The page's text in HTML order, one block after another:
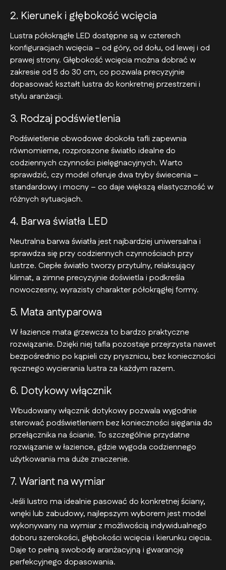
2. Kierunek i głębokość wcięcia
Lustra półokrągłe LED dostępne są w czterech
konfiguracjach wcięcia – od góry, od dołu, od lewej i od
prawej strony. Głębokość wcięcia można dobrać w
zakresie od 5 do 30 cm, co pozwala precyzyjnie
dopasować kształt lustra do konkretnej przestrzeni i
stylu aranżacji.
3. Rodzaj podświetlenia
Podświetlenie obwodowe dookoła tafli zapewnia
równomierne, rozproszone światło idealne do
codziennych czynności pielęgnacyjnych. Warto
sprawdzić, czy model oferuje dwa tryby świecenia –
standardowy i mocny – co daje większą elastyczność w
różnych sytuacjach.
4. Barwa światła LED
Neutralna barwa światła jest najbardziej uniwersalna i
sprawdza się przy codziennych czynnościach przy
lustrze. Ciepłe światło tworzy przytulny, relaksujący
klimat, a zimne precyzyjnie doświetla i podkreśla
nowoczesny, wyrazisty charakter półokrągłej formy.
5. Mata antyparowa
W łazience mata grzewcza to bardzo praktyczne
rozwiązanie. Dzięki niej tafla pozostaje przejrzysta nawet
bezpośrednio po kąpieli czy prysznicu, bez konieczności
ręcznego wycierania lustra za każdym razem.
6. Dotykowy włącznik
Wbudowany włącznik dotykowy pozwala wygodnie
sterować podświetleniem bez konieczności sięgania do
przełącznika na ścianie. To szczególnie przydatne
rozwiązanie w łazience, gdzie wygoda codziennego
użytkowania ma duże znaczenie.
7. Wariant na wymiar
Jeśli lustro ma idealnie pasować do konkretnej ściany,
wnęki lub zabudowy, najlepszym wyborem jest model
wykonywany na wymiar z możliwością indywidualnego
doboru szerokości, głębokości wcięcia i kierunku cięcia.
Daje to pełną swobodę aranżacyjną i gwarancję
perfekcyjnego dopasowania.